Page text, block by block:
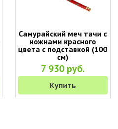
Самурайский меч тачи с
ножнами красного
цвета с подставкой (100
см)
7 930 руб.
Купить